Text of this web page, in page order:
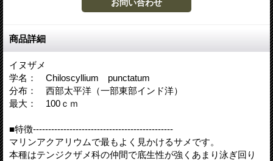
商品詳細
イヌザメ
学名： Chiloscyllium punctatum
分布： 西部太平洋（一部東部インド洋）
最大： 100ｃｍ
■特徴----------------------------------------------
マリンアクアリウムで最もよく見かけるサメです。
本種はテンジクザメ科の仲間で底生性が強くあまり泳ぎ回り